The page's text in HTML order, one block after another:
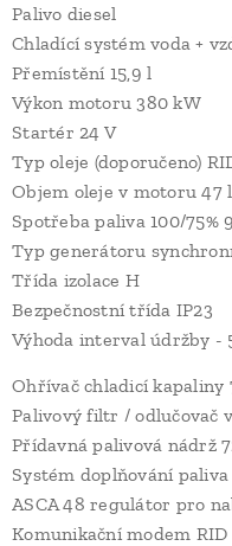
Palivo diesel
Chladící systém voda +
Přemístění 15,9 l
Výkon motoru 380 kW
Startér 24 V
Typ oleje (doporučeno)
Objem oleje v motoru 47 l
Spotřeba paliva 100/75%
Typ generátoru
Třída izolace H
Bezpečnostní třída IP23
Výhoda interval údržby -
Ohřívač chladicí kapaliny
Palivový filtr / odlučovač
Přídavná palivová nádrž
Systém doplňování
ASCA 48 regulátor pro
Komunikační modem